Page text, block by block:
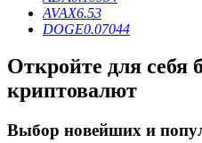
AVAX6.53
DOGE0.07044
Откройте для себя
криптовалют
Выбор новейших и